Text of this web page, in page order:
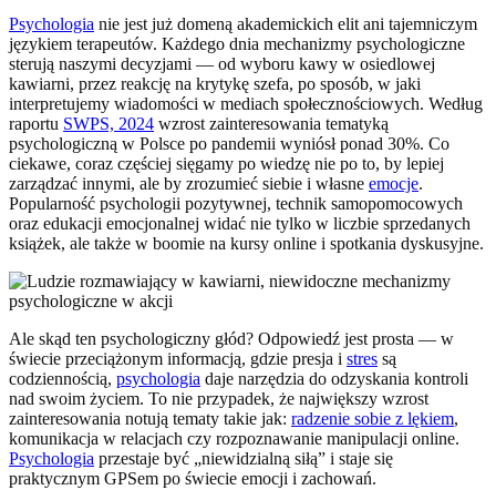
Psychologia nie jest już domeną akademickich elit ani tajemniczym
językiem terapeutów. Każdego dnia mechanizmy psychologiczne
sterują naszymi decyzjami — od wyboru kawy w osiedlowej
kawiarni, przez reakcję na krytykę szefa, po sposób, w jaki
interpretujemy wiadomości w mediach społecznościowych. Według
raportu SWPS, 2024 wzrost zainteresowania tematyką
psychologiczną w Polsce po pandemii wyniósł ponad 30%. Co
ciekawe, coraz częściej sięgamy po wiedzę nie po to, by lepiej
zarządzać innymi, ale by zrozumieć siebie i własne emocje.
Popularność psychologii pozytywnej, technik samopomocowych
oraz edukacji emocjonalnej widać nie tylko w liczbie sprzedanych
książek, ale także w boomie na kursy online i spotkania dyskusyjne.
Ale skąd ten psychologiczny głód? Odpowiedź jest prosta — w
świecie przeciążonym informacją, gdzie presja i stres są
codziennością, psychologia daje narzędzia do odzyskania kontroli
nad swoim życiem. To nie przypadek, że największy wzrost
zainteresowania notują tematy takie jak: radzenie sobie z lękiem,
komunikacja w relacjach czy rozpoznawanie manipulacji online.
Psychologia przestaje być „niewidzialną siłą” i staje się
praktycznym GPSem po świecie emocji i zachowań.